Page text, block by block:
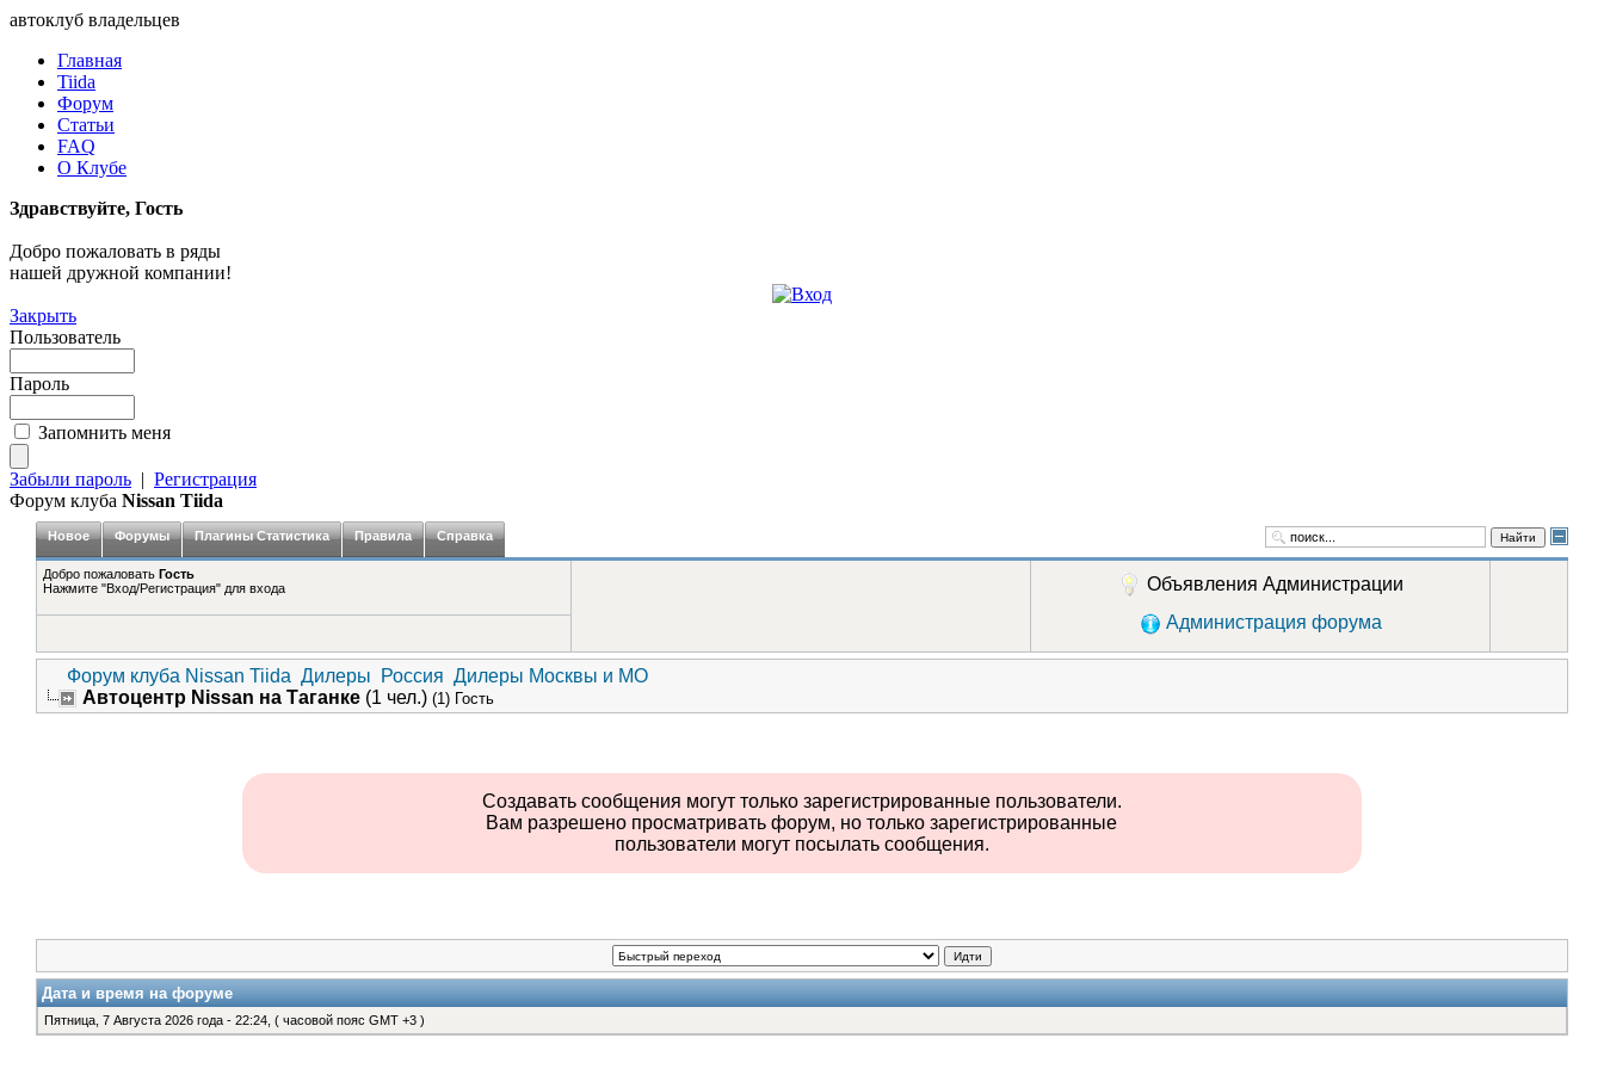
автоклуб владельцев
Главная
Tiida
Форум
Статьи
FAQ
О Клубе
Здравствуйте, Гость
Добро пожаловать в ряды
нашей дружной компании!
Закрыть
Пользователь
Пароль
Запомнить меня
Забыли пароль | Регистрация
Форум клуба Nissan Tiida
Новое Форумы Плагины Статистика Правила Справка Найти
Добро пожаловать Гость
Нажмите "Вход/Регистрация" для входа
Объявления Администрации
Администрация форума
Форум клуба Nissan Tiida Дилеры Россия Дилеры Москвы и МО
Автоцентр Nissan на Таганке (1 чел.) (1) Гость
Создавать сообщения могут только зарегистрированные пользователи.
Вам разрешено просматривать форум, но только зарегистрированные
пользователи могут посылать сообщения.
Идти
Дата и время на форуме
Пятница, 7 Августа 2026 года - 22:24, ( часовой пояс GMT +3 )